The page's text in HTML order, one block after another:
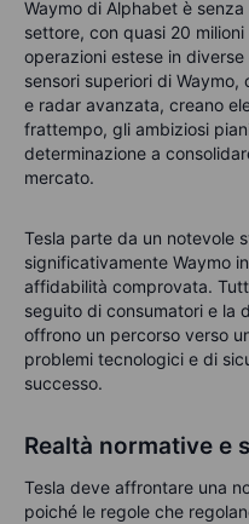
Waymo di Alphabet è
settore, con quasi 20
operazioni estese in
sensori superiori di
e radar avanzata, creano
frattempo, gli ambiziosi
determinazione a
mercato.
Tesla parte da un notevole
significativamente Waymo
affidabilità comprovata.
seguito di consumatori e la
offrono un percorso verso
problemi tecnologici e di
successo.
Realtà normative e
Tesla deve affrontare una
poiché le regole che